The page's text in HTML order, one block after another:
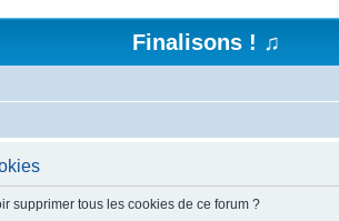
Finalisons ! ♫
supprimer tous les cookies de ce forum ?